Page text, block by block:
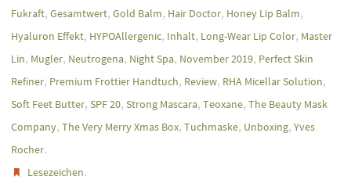
Fukraft, Gesamtwert, Gold Balm, Hair Doctor, Honey Lip Balm,
Hyaluron Effekt, HYPOAllergenic, Inhalt, Long-Wear Lip Color, Master
Lin, Mugler, Neutrogena, Night Spa, November 2019, Perfect Skin
Refiner, Premium Frottier Handtuch, Review, RHA Micellar Solution,
Soft Feet Butter, SPF 20, Strong Mascara, Teoxane, The Beauty Mask
Company, The Very Merry Xmas Box, Tuchmaske, Unboxing, Yves
Rocher.
Lesezeichen.